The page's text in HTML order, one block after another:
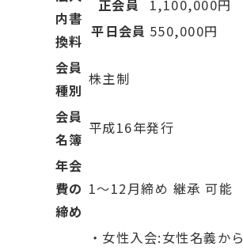
内書
換料
正会員
1,100,000円
平日会員 550,000円
会員
種別
株主制
会員
名簿
平成16年発行
年会
費の
締め
1～12月締め 継承 可能
・女性入会:女性名義から